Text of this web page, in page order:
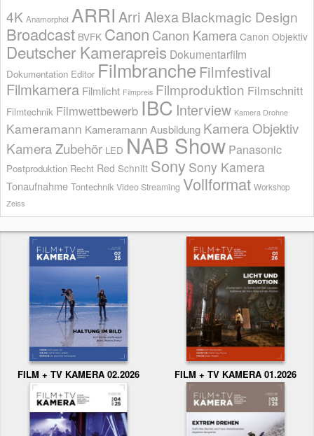
4K Anamorphot ARRI Arri AlexaBlackmagic Design
Broadcast BVFK Canon Canon Kamera Canon Objektiv
Deutscher Kamerapreis Dokumentarfilm
Dokumentation Editor Filmbranche Filmfestival
Filmkamera Filmlicht Filmpreis Filmproduktion Filmschnitt
Filmtechnik Filmwettbewerb IBC Interview Kamera Drohne
Kameramann Kameramann Ausbildung Kamera Objektiv
Kamera Zubehör LED NAB Show Panasonic
Postproduktion Recht Red Schnitt Sony Sony Kamera
Tonaufnahme Tontechnik Video Streaming Vollformat Workshop
Zeiss
FILM + TV KAMERA 02.2026 FILM + TV KAMERA 01.2026